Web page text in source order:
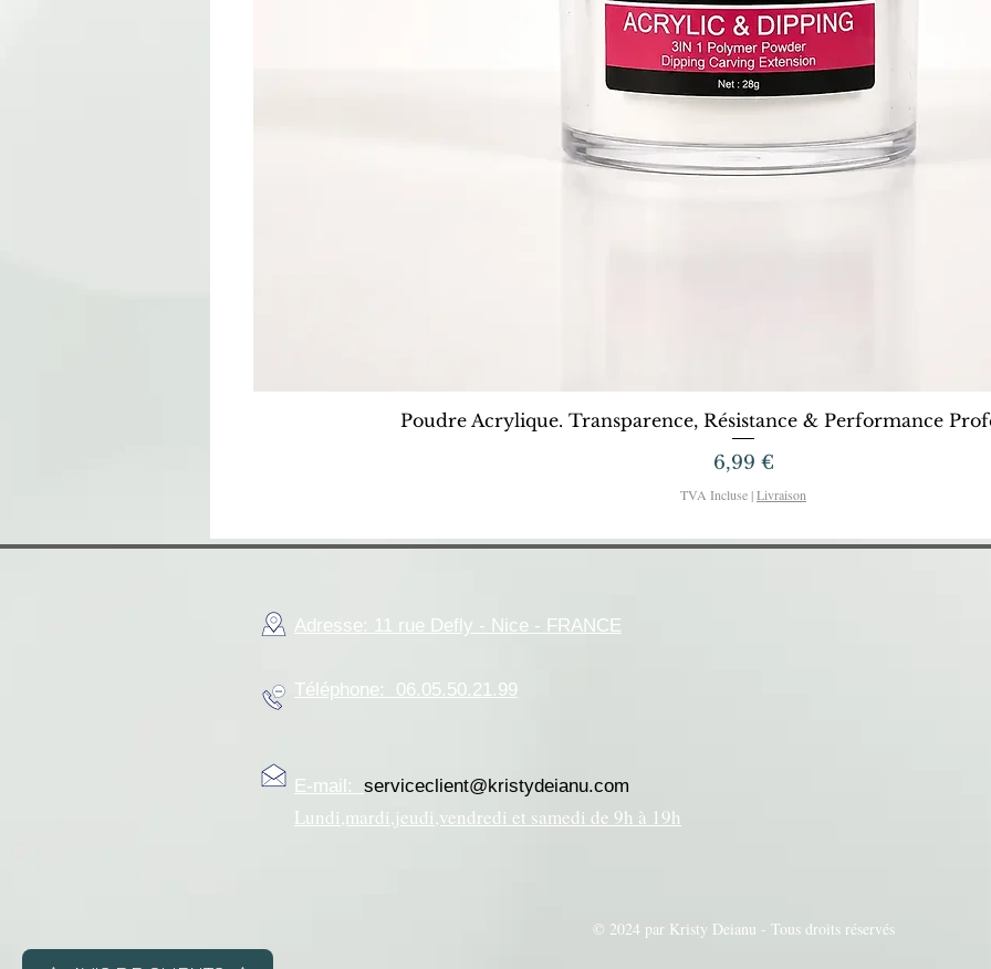
Aperçu rapide
Poudre Acrylique. Transparence, Résistance & Performance
Prix
6,99 €
TVA Incluse |Livraison
Adresse: 11 rue Defly - Nice - FRANCE
Téléphone: 06.05.50.21.99
E-mail: serviceclient@kristydeianu.com
Lundi,mardi,jeudi,vendredi et samedi de 9h à 19h
© 2024 par Kristy Deianu - Tous droits réservés